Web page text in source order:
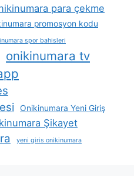
para çekme
promosyon kodu
spor bahisleri
onikinumara tv
Onikinumara Yeni Giriş
Şikayet
yeni giris onikinumara